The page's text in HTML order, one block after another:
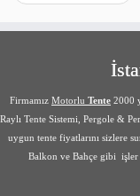
Firmamız Motorlu Tente 2000
Raylı Tente Sistemi, Pergole &
uygun tente fiyatlarını sizlere
Balkon ve Bahçe gibi işler